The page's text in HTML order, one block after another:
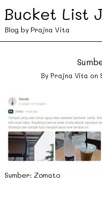
Bucket List
Blog by Prajna Vita
By Prajna Vita on
Sumber: Zomato